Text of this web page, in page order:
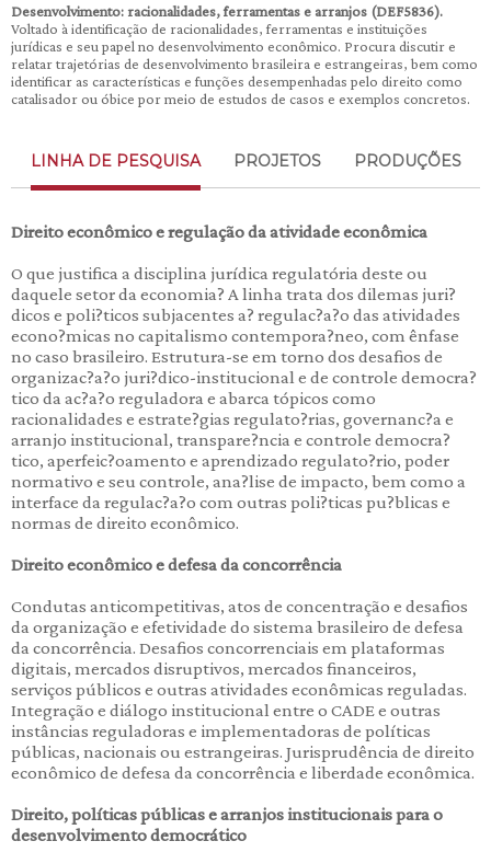
Desenvolvimento: racionalidades, ferramentas e arranjos (DEF5836).
Voltado à identificação de racionalidades, ferramentas e instituições
jurídicas e seu papel no desenvolvimento econômico. Procura discutir e
relatar trajetórias de desenvolvimento brasileira e estrangeiras, bem como
identificar as características e funções desempenhadas pelo direito como
catalisador ou óbice por meio de estudos de casos e exemplos concretos.
LINHA DE PESQUISA PROJETOS PRODUÇÕES
Direito econômico e regulação da atividade econômica
O que justifica a disciplina jurídica regulatória deste ou
daquele setor da economia? A linha trata dos dilemas juri?
dicos e poli?ticos subjacentes a? regulac?a?o das atividades
econo?micas no capitalismo contempora?neo, com ênfase
no caso brasileiro. Estrutura-se em torno dos desafios de
organizac?a?o juri?dico-institucional e de controle democra?
tico da ac?a?o reguladora e abarca tópicos como
racionalidades e estrate?gias regulato?rias, governanc?a e
arranjo institucional, transpare?ncia e controle democra?
tico, aperfeic?oamento e aprendizado regulato?rio, poder
normativo e seu controle, ana?lise de impacto, bem como a
interface da regulac?a?o com outras poli?ticas pu?blicas e
normas de direito econômico.
Direito econômico e defesa da concorrência
Condutas anticompetitivas, atos de concentração e desafios
da organização e efetividade do sistema brasileiro de defesa
da concorrência. Desafios concorrenciais em plataformas
digitais, mercados disruptivos, mercados financeiros,
serviços públicos e outras atividades econômicas reguladas.
Integração e diálogo institucional entre o CADE e outras
instâncias reguladoras e implementadoras de políticas
públicas, nacionais ou estrangeiras. Jurisprudência de direito
econômico de defesa da concorrência e liberdade econômica.
Direito, políticas públicas e arranjos institucionais para o
desenvolvimento democrático